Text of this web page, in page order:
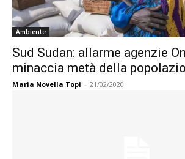
Ambiente
Sud Sudan: allarme agenzie
minaccia metà della
Maria Novella Topi - 21/02/2020